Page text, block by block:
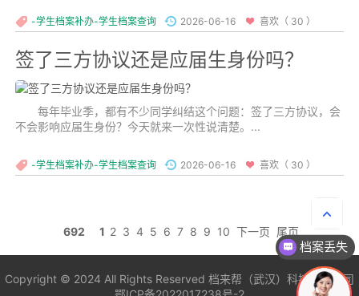
-学生档案补办-学生档案查询 2026-06-16 喜欢（ 30 ）
签了三方协议还是应届生身份吗？
每年毕业季，都有不少同学纠结这个问题：签了三方协议，会
不会影响应届生身份？今天就来一次性说清楚。...
-学生档案补办-学生档案查询 2026-06-16 喜欢（ 30 ）
692 1 2 3 4 5 6 7 8 9 10 下一页 尾页
Copyright © 2024 All Rights Reserved 档来帮（武汉）科技有限公司
档案丢失